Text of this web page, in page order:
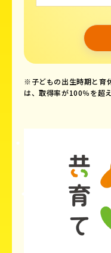
※子どもの出生時期と育
は、取得率が100％を超